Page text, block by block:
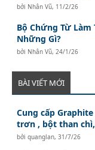
bởi Nhân Vũ, 11/2/26
Bộ Chứng Từ Làm
Những Gì?
bởi Nhân Vũ,24/1/26
BÀI VIẾT MỚI
Cung cấp
trơn , bột than
bởiquanglan,31/7/26